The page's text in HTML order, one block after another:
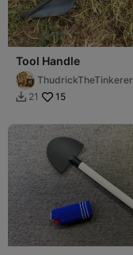
Tool Handle
ThudrickTheTinkerer
 21 15